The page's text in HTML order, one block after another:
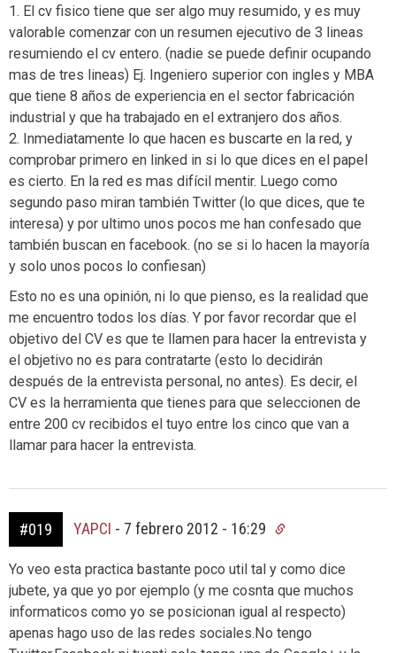
1. El cv fisico tiene que ser algo muy resumido, y es muy
valorable comenzar con un resumen ejecutivo de 3 lineas
resumiendo el cv entero. (nadie se puede definir ocupando
mas de tres lineas) Ej. Ingeniero superior con ingles y MBA
que tiene 8 años de experiencia en el sector fabricación
industrial y que ha trabajado en el extranjero dos años.
2. Inmediatamente lo que hacen es buscarte en la red, y
comprobar primero en linked in si lo que dices en el papel
es cierto. En la red es mas difícil mentir. Luego como
segundo paso miran también Twitter (lo que dices, que te
interesa) y por ultimo unos pocos me han confesado que
también buscan en facebook. (no se si lo hacen la mayoría
y solo unos pocos lo confiesan)
Esto no es una opinión, ni lo que pienso, es la realidad que
me encuentro todos los días. Y por favor recordar que el
objetivo del CV es que te llamen para hacer la entrevista y
el objetivo no es para contratarte (esto lo decidirán
después de la entrevista personal, no antes). Es decir, el
CV es la herramienta que tienes para que seleccionen de
entre 200 cv recibidos el tuyo entre los cinco que van a
llamar para hacer la entrevista.
#019 YAPCI - 7 febrero 2012 - 16:29
Yo veo esta practica bastante poco util tal y como dice
jubete, ya que yo por ejemplo (y me cosnta que muchos
informaticos como yo se posicionan igual al respecto)
apenas hago uso de las redes sociales.No tengo